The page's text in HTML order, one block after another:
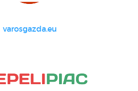
varosgazda.eu